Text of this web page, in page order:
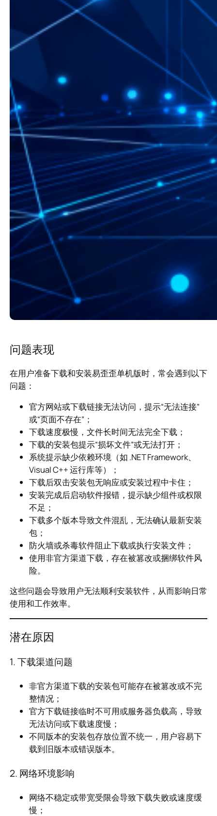
问题表现
在用户准备下载和安装易歪歪单机版时，常会遇到以下
问题：
官方网站或下载链接无法访问，提示“无法连接”
或“页面不存在”；
下载速度极慢，文件长时间无法完全下载；
下载的安装包提示“损坏文件”或无法打开；
系统提示缺少依赖环境（如 .NET Framework、
Visual C++ 运行库等）；
下载后双击安装包无响应或安装过程中卡住；
安装完成后启动软件报错，提示缺少组件或权限
不足；
下载多个版本导致文件混乱，无法确认最新安装
包；
防火墙或杀毒软件阻止下载或执行安装文件；
使用非官方渠道下载，存在被篡改或捆绑软件风
险。
这些问题会导致用户无法顺利安装软件，从而影响日常
使用和工作效率。
潜在原因
1. 下载渠道问题
非官方渠道下载的安装包可能存在被篡改或不完
整情况；
官方下载链接临时不可用或服务器负载高，导致
无法访问或下载速度慢；
不同版本的安装包存放位置不统一，用户容易下
载到旧版本或错误版本。
2. 网络环境影响
网络不稳定或带宽受限会导致下载失败或速度缓
慢；